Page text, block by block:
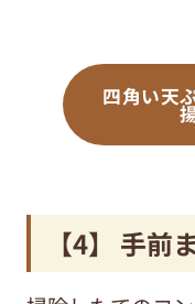
四角い天
【4】 手前